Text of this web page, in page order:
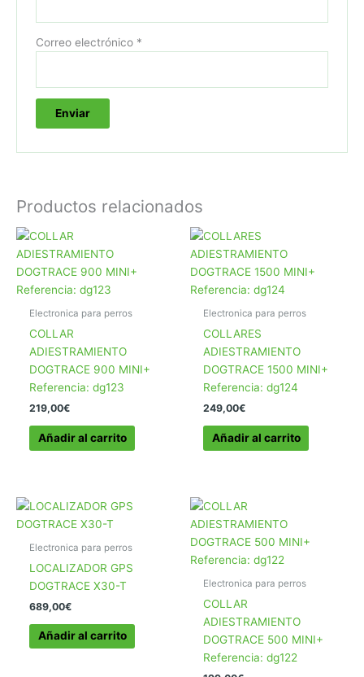
Correo electrónico *
Productos relacionados
Electronica para perros
COLLAR
ADIESTRAMIENTO
DOGTRACE 900 MINI+
Referencia: dg123
219,00€
Añadir al carrito
Electronica para perros
COLLARES
ADIESTRAMIENTO
DOGTRACE 1500 MINI+
Referencia: dg124
249,00€
Añadir al carrito
Electronica para perros
LOCALIZADOR GPS
DOGTRACE X30-T
689,00€
Añadir al carrito
Electronica para perros
COLLAR
ADIESTRAMIENTO
DOGTRACE 500 MINI+
Referencia: dg122